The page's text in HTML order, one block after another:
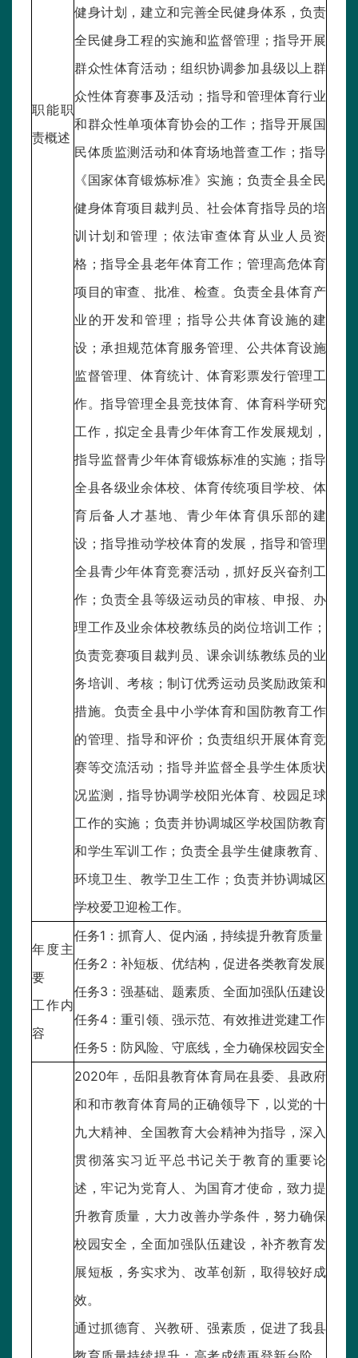
职能职
责概述
健身计划，建立和完善全民健身体系，负责
全民健身工程的实施和监督管理；指导开展
群众性体育活动；组织协调参加县级以上群
众性体育赛事及活动；指导和管理体育行业
和群众性单项体育协会的工作；指导开展国
民体质监测活动和体育场地普查工作；指导
《国家体育锻炼标准》实施；负责全县全民
健身体育项目裁判员、社会体育指导员的培
训计划和管理；依法审查体育从业人员资
格；指导全县老年体育工作；管理高危体育
项目的审查、批准、检查。负责全县体育产
业的开发和管理；指导公共体育设施的建
设；承担规范体育服务管理、公共体育设施
监督管理、体育统计、体育彩票发行管理工
作。指导管理全县竞技体育、体育科学研究
工作，拟定全县青少年体育工作发展规划，
指导监督青少年体育锻炼标准的实施；指导
全县各级业余体校、体育传统项目学校、体
育后备人才基地、青少年体育俱乐部的建
设；指导推动学校体育的发展，指导和管理
全县青少年体育竞赛活动，抓好反兴奋剂工
作；负责全县等级运动员的审核、申报、办
理工作及业余体校教练员的岗位培训工作；
负责竞赛项目裁判员、课余训练教练员的业
务培训、考核；制订优秀运动员奖励政策和
措施。负责全县中小学体育和国防教育工作
的管理、指导和评价；负责组织开展体育竞
赛等交流活动；指导并监督全县学生体质状
况监测，指导协调学校阳光体育、校园足球
工作的实施；负责并协调城区学校国防教育
和学生军训工作；负责全县学生健康教育、
环境卫生、教学卫生工作；负责并协调城区
学校爱卫迎检工作。
年度主
要
工作内
容
任务1：抓育人、促内涵，持续提升教育质量
任务2：补短板、优结构，促进各类教育发展
任务3：强基础、题素质、全面加强队伍建设
任务4：重引领、强示范、有效推进党建工作
任务5：防风险、守底线，全力确保校园安全
2020年，岳阳县教育体育局在县委、县政府
和和市教育体育局的正确领导下，以党的十
九大精神、全国教育大会精神为指导，深入
贯彻落实习近平总书记关于教育的重要论
述，牢记为党育人、为国育才使命，致力提
升教育质量，大力改善办学条件，努力确保
校园安全，全面加强队伍建设，补齐教育发
展短板，务实求为、改革创新，取得较好成
效。
通过抓德育、兴教研、强素质，促进了我县